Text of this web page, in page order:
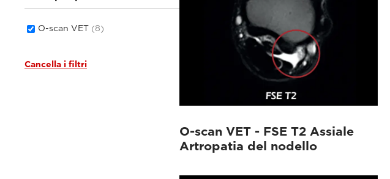
O-scan VET (8)
Cancella i filtri
O-scan VET - FSE T2 Assiale
Artropatia del nodello